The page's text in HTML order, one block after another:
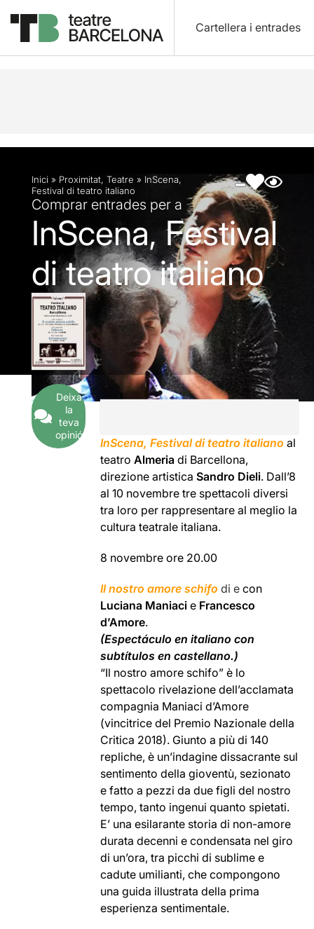
Cartellera i entrades
Descripció Fitxa artística Fotos i vídeos
Inici » Proximitat, Teatre » InScena,
Festival di teatro italiano
Comprar entrades per a
InScena, Festival
di teatro italiano
Deixa
la
teva
opinió
InScena, Festival di teatro italiano al
teatroAlmeria di Barcellona,
direzione artisticaSandro Dieli. Dall’8
al 10 novembre tre spettacoli diversi
tra loro per rappresentare al meglio la
cultura teatrale italiana.
8 novembre ore 20.00
Il nostro amore schifo di e con
Luciana Maniaci e Francesco
d’Amore.
(Espectáculo en italiano con
subtítulos en castellano.)
“Il nostro amore schifo” è lo
spettacolo rivelazione dell’acclamata
compagnia Maniaci d’Amore
(vincitrice del Premio Nazionale della
Critica 2018). Giunto a più di 140
repliche, è un’indagine dissacrante sul
sentimento della gioventù, sezionato
e fatto a pezzi da due figli del nostro
tempo, tanto ingenui quanto spietati.
E’ una esilarante storia di non-amore
durata decenni e condensata nel giro
di un’ora, tra picchi di sublime e
cadute umilianti, che compongono
una guida illustrata della prima
esperienza sentimentale.